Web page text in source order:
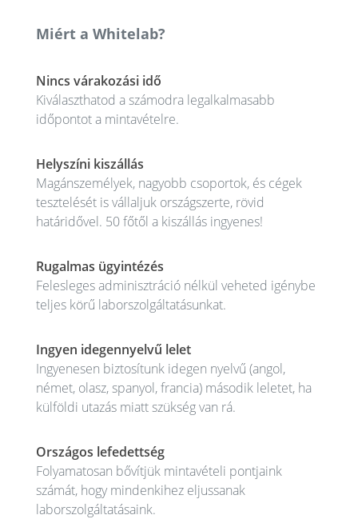
Miért a Whitelab?
Nincs várakozási idő
Kiválaszthatod a számodra legalkalmasabb
időpontot a mintavételre.
Helyszíni kiszállás
Magánszemélyek, nagyobb csoportok, és cégek
tesztelését is vállaljuk országszerte, rövid
határidővel. 50 főtől a kiszállás ingyenes!
Rugalmas ügyintézés
Felesleges adminisztráció nélkül veheted igénybe
teljes körű laborszolgáltatásunkat.
Ingyen idegennyelvű lelet
Ingyenesen biztosítunk idegen nyelvű (angol,
német, olasz, spanyol, francia) második leletet, ha
külföldi utazás miatt szükség van rá.
Országos lefedettség
Folyamatosan bővítjük mintavételi pontjaink
számát, hogy mindenkihez eljussanak
laborszolgáltatásaink.